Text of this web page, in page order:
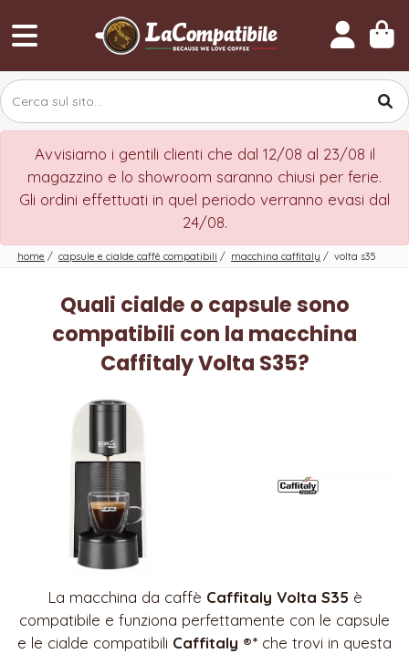
Avvisiamo i gentili clienti che dal 12/08 al 23/08 il
magazzino e lo showroom saranno chiusi per ferie.
Gli ordini effettuati in quel periodo verranno evasi dal
24/08.
home / capsule e cialde caffè compatibili / macchina caffitaly / volta s35
Quali cialde o capsule sono
compatibili con la macchina
Caffitaly Volta S35?
La macchina da caffè Caffitaly Volta S35 è
compatibile e funziona perfettamente con le capsule
e le cialde compatibili Caffitaly ®* che trovi in questa